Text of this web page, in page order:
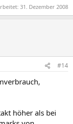
31. Dezember 2008
#14
höher als bei